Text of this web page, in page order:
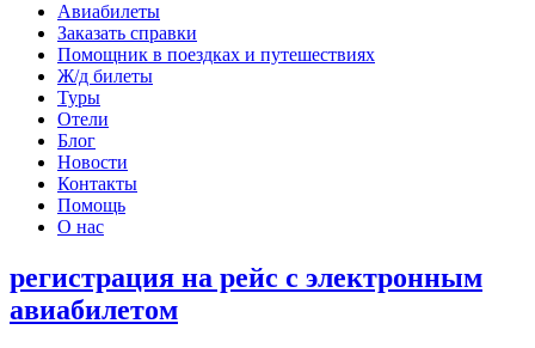
Авиабилеты
Заказать справки
Помощник в поездках и путешествиях
Ж/д билеты
Туры
Отели
Блог
Новости
Контакты
Помощь
О нас
регистрация на рейс с электронным
авиабилетом